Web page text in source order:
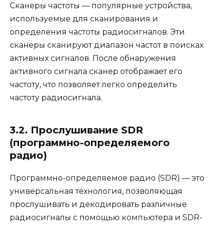
Сканеры частоты — популярные устройства,
используемые для сканирования и
определения частоты радиосигналов. Эти
сканеры сканируют диапазон частот в поисках
активных сигналов. После обнаружения
активного сигнала сканер отображает его
частоту, что позволяет легко определить
частоту радиосигнала.
3.2. Прослушивание SDR
(программно-определяемого
радио)
Программно-определяемое радио (SDR) — это
универсальная технология, позволяющая
прослушивать и декодировать различные
радиосигналы с помощью компьютера и SDR-